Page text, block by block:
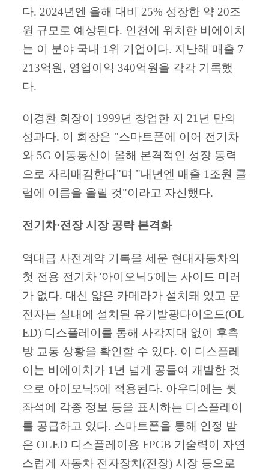
다. 2024년엔 올해 대비 25% 성장한 약 20조
원 규모로 예상된다. 인천에 위치한 비에이치
는 이 분야 국내 1위 기업이다. 지난해 매출 7
213억원, 영업이익 340억원을 각각 기록했
다.
이경환 회장이 1999년 창업한 지 21년 만의
성과다. 이 회장은 "스마트폰에 이어 전기차
와 5G 이동통신이 올해 본격적인 성장 동력
으로 자리매김한다"며 "내년엔 매출 1조원 클
럽에 이름을 올릴 것"이라고 자신했다.
전기차·전장 시장 공략 본격화
역대급 사전계약 기록을 세운 현대자동차의
첫 전용 전기차 '아이오닉5'에는 사이드 미러
가 없다. 대신 얇은 카메라가 설치돼 있고 운
전자는 실내에 설치된 유기발광다이오드(OL
ED) 디스플레이를 통해 사각지대 없이 후측
방 교통 상황을 확인할 수 있다. 이 디스플레
이는 비에이치가 1년 넘게 공들여 개발한 것
으로 아이오닉5에 적용된다. 아우디에는 뒷
좌석에 각종 정보 등을 표시하는 디스플레이
를 공급하고 있다. 스마트폰을 통해 인정 받
은 OLED 디스플레이용 FPCB 기술력이 자연
스럽게 자동차 전자장치(전장) 시장 등으로